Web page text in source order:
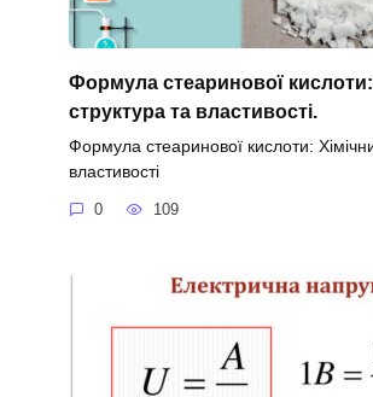
Формула стеаринової кислоти:
структура та властивості.
Формула стеаринової кислоти:
властивості
0 109